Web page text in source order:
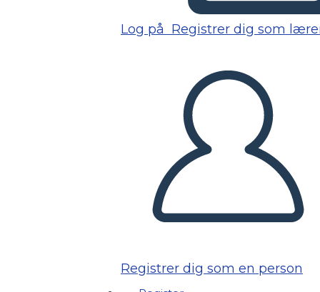
Log på Registrer dig som
Registrer dig som en person